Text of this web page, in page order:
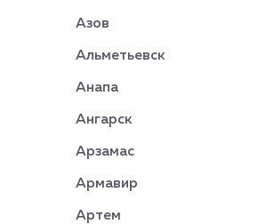
Азов
Альметьевск
Анапа
Ангарск
Арзамас
Армавир
Артем